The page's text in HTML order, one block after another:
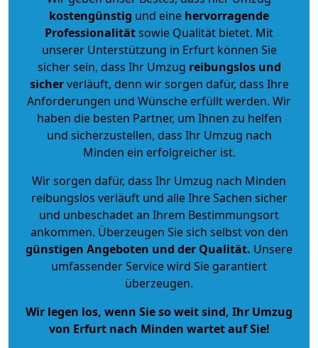
kostengünstig und eine hervorragende
Professionalitätsowie Qualität bietet. Mit
unserer Unterstützung in Erfurt können Sie
sicher sein, dass Ihr Umzug reibungslos und
sicherverläuft, denn wir sorgen dafür, dass Ihre
Anforderungen und Wünsche erfüllt werden. Wir
haben die besten Partner, um Ihnen zu helfen
und sicherzustellen, dass Ihr Umzug nach
Minden ein erfolgreicher ist.
Wir sorgen dafür, dass Ihr Umzug nach Minden
reibungslos verläuft und alle Ihre Sachen sicher
und unbeschadet an Ihrem Bestimmungsort
ankommen. Überzeugen Sie sich selbst von den
günstigen Angeboten und der Qualität. Unsere
umfassender Service wird Sie garantiert
überzeugen.
Wir legen los, wenn Sie so weit sind, Ihr Umzug
von Erfurt nach Minden wartet auf Sie!